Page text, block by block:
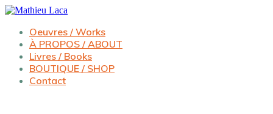
Oeuvres / Works
À PROPOS / ABOUT
Livres / Books
BOUTIQUE / SHOP
Contact